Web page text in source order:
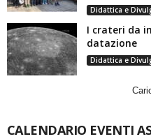
Didattica e
I crateri da
datazione
Didattica e
CALENDARIO EVENTI